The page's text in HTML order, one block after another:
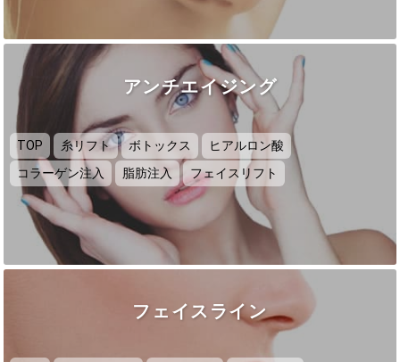
アンチエイジング
TOP 糸リフト ボトックス
ヒアルロン酸
コラーゲン注入
脂肪注入 フェイスリフト
フェイスライン